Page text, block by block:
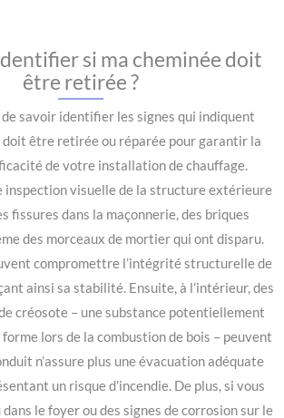
si ma cheminée doit
être retirée ?
savoir identifier les signes qui indiquent
doit être retirée ou réparée pour garantir la
de votre installation de chauffage.
inspection visuelle de la structure extérieure
fissures dans la maçonnerie, des briques
des morceaux de mortier qui ont disparu.
compromettre l’intégrité structurelle de
ainsi sa stabilité. Ensuite, à l’intérieur, des
créosote – une substance potentiellement
lors de la combustion de bois – peuvent
n’assure plus une évacuation adéquate
un risque d’incendie. De plus, si vous
dans le foyer ou des signes de corrosion sur le